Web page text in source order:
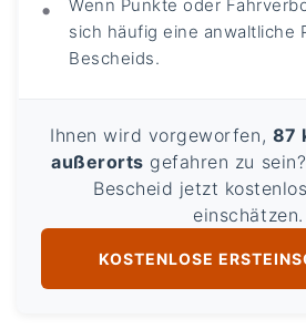
Wenn Punkte oder
sich häufig eine anwaltliche
Bescheids.
Ihnen wird vorgeworfen, 87
außerorts gefahren zu
Bescheid jetzt
einschätzen.
KOSTENLOSE